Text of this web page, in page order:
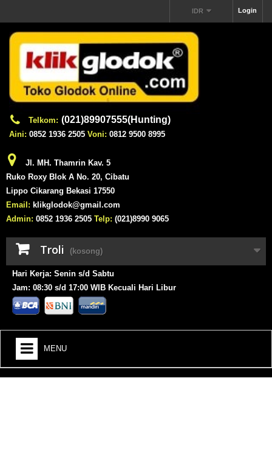
Login
IDR
Telkom: (021)89907555(Hunting)
Aini: 0852 1936 2505 Voni: 0812 9500 8995
Jl. MH. Thamrin Kav. 5
Ruko Roxy Blok A No. 20, Cibatu
Lippo Cikarang Bekasi 17550
Email: klikglodok@gmail.com
Admin: 0852 1936 2505 Telp: (021)8990 9065
Troli (kosong)
Hari Kerja: Senin s/d Sabtu
Jam: 08:30 s/d 17:00 WIB Kecuali Hari Libur
MENU